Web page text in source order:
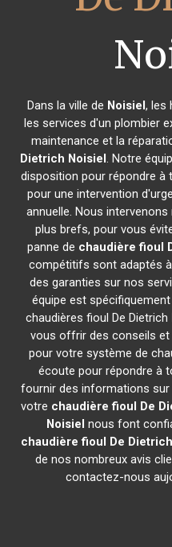
Dans la ville de Noisiel, les
les services d'un plombier
maintenance et la
Dietrich Noisiel. Notre
disposition pour répondre
pour une intervention
annuelle. Nous
plus brefs, pour vous
panne de chaudière fioul
compétitifs sont adaptés
des garanties sur nos
équipe est
chaudières fioul De Dietrich
vous offrir des conseils
pour votre système de
écoute pour répondre à
fournir des informations
votre chaudière fioul De
Noisiel nous font
chaudière fioul De Dietrich
de nos nombreux avis
contactez-nous